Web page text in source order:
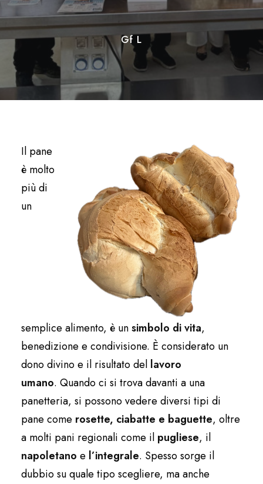
Gf L
Il pane
è molto
più di
un
semplice alimento, è unsimbolo di vita,
benedizione e condivisione. È considerato un
dono divino e il risultato del lavoro
umano. Quando ci si trova davanti a una
panetteria, si possono vedere diversi tipi di
pane come rosette, ciabatte e baguette, oltre
a molti pani regionali come il pugliese, il
napoletano e l’integrale. Spesso sorge il
dubbio su quale tipo scegliere, ma anche